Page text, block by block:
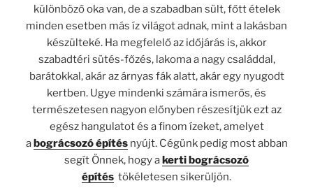
különböző oka van, de a szabadban sült, főtt ételek
minden esetben más íz világot adnak, mint a lakásban
készülteké. Ha megfelelő az időjárás is, akkor
szabadtéri sütés-főzés, lakoma a nagy családdal,
barátokkal, akár az árnyas fák alatt, akár egy nyugodt
kertben. Ugye mindenki számára ismerős, és
természetesen nagyon előnyben részesítjük ezt az
egész hangulatot és a finom ízeket, amelyet
a bográcsozó építésnyújt. Cégünk pedig most abban
segít Önnek, hogy a kerti bográcsozó
építés tökéletesen sikerüljön.